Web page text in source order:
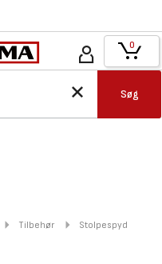
Søg
0
Tilbehør Stolpespyd